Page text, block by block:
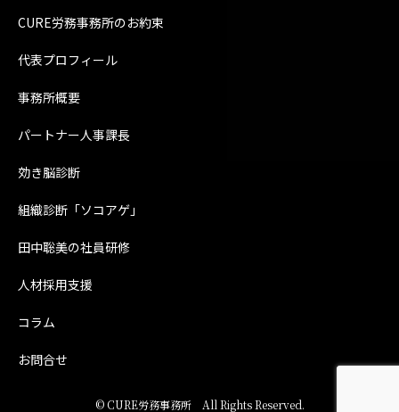
CURE労務事務所のお約束
代表プロフィール
事務所概要
パートナー人事課長
効き脳診断
組織診断「ソコアゲ」
田中聡美の社員研修
人材採用支援
コラム
お問合せ
© CURE労務事務所All Rights Reserved.